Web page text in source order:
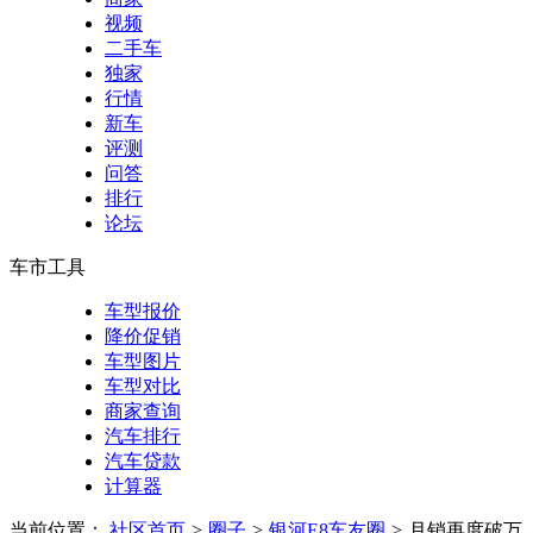
视频
二手车
独家
行情
新车
评测
问答
排行
论坛
车市工具
车型报价
降价促销
车型图片
车型对比
商家查询
汽车排行
汽车贷款
计算器